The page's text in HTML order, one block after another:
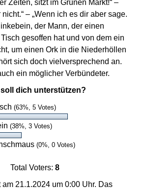
Zeiten, sitzt im Grünen Markt!“ –
– „Wenn ich es dir aber sage.
der Mann, der einen
gesoffen hat und von dem ein
um einen Ork in die Niederhöllen
sich doch vielversprechend an.
ein möglicher Verbündeter.
dich unterstützen?
(63%, 5 Votes)
(38%, 3 Votes)
(0%, 0 Votes)
Total Voters: 8
21.1.2024 um 0:00 Uhr. Das